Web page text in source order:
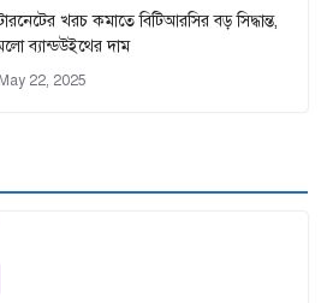
খরচ কমাতে বিটিআরসির বড় সিদ্ধান্ত,
ব্যান্ডউইথের দাম
May 22, 2025